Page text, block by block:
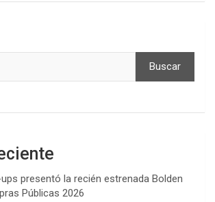
Buscar
ups presentó la recién estrenada Bolden
Públicas 2026